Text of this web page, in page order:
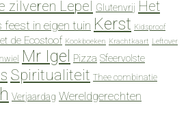
zilveren Lepel Glutenvrij Het
feest in eigen tuin Kerst Kidsproof
de Ecostoof Kookboeken Krachtkaart Leftover
Mr Igel Pizza Sfeervolste
Spiritualiteit Thee combinatie
Verjaardag Wereldgerechten